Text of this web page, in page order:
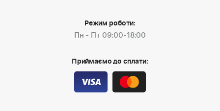
Режим роботи:
Пн - Пт 09:00-18:00
Приймаємо до сплати: